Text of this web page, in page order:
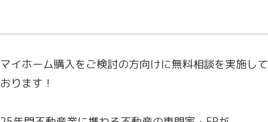
マイホーム購入をご検討の方向けに無料相談を実施して
おります！